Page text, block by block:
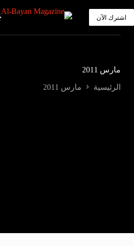
إلى
المحتوى
اشترك الآن
مارس 2011
الرئيسية مارس 2011